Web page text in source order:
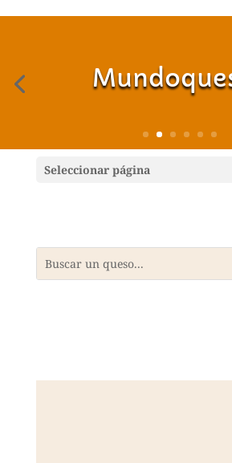
Seleccionar página